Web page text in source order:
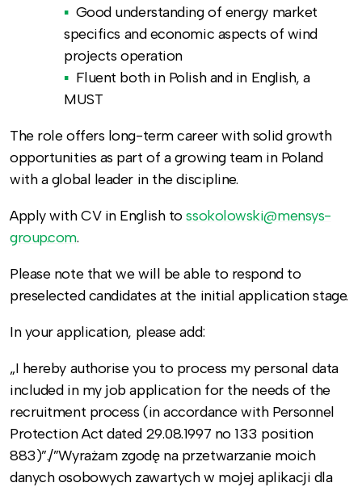
Good understanding of energy market
specifics and economic aspects of wind
projects operation
Fluent both in Polish and in English, a
MUST
The role offers long-term career with solid growth
opportunities as part of a growing team in Poland
with a global leader in the discipline.
Apply with CV in English tossokolowski@mensys-
group.com.
Please note that we will be able to respond to
preselected candidates at the initial application stage.
In your application, please add:
„I hereby authorise you to process my personal data
included in my job application for the needs of the
recruitment process (in accordance with Personnel
Protection Act dated 29.08.1997 no 133 position
883)”./”Wyrażam zgodę na przetwarzanie moich
danych osobowych zawartych w mojej aplikacji dla